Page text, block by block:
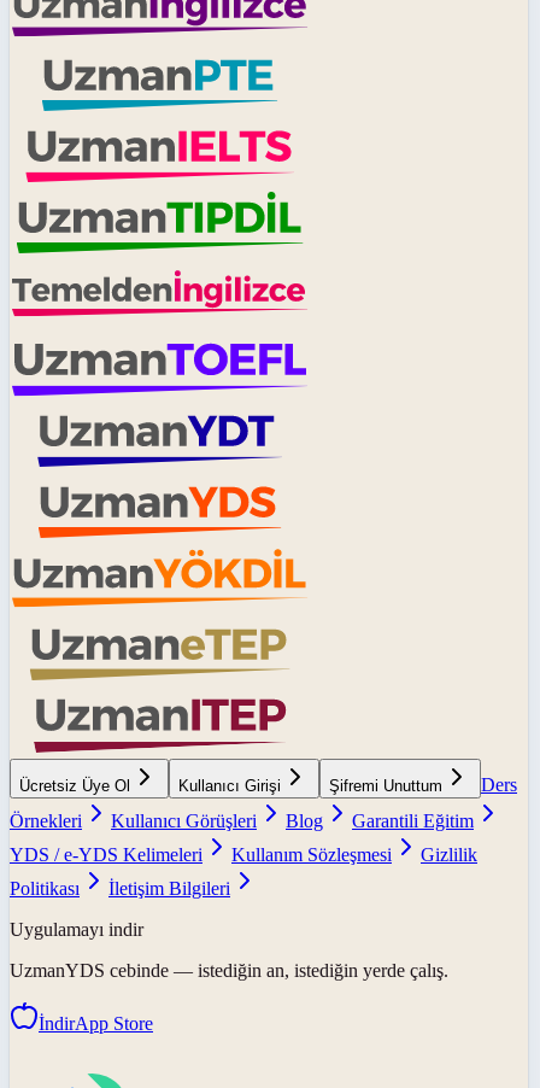
Ücretsiz Üye Ol Kullanıcı Girişi Şifremi Unuttum
Ders
Örnekleri
Kullanıcı Görüşleri Blog
Garantili Eğitim
YDS / e-YDS Kelimeleri
Kullanım Sözleşmesi
Gizlilik
Politikası
İletişim Bilgileri
Uygulamayı indir
UzmanYDS cebinde — istediğin an, istediğin yerde çalış.
İndirApp Store